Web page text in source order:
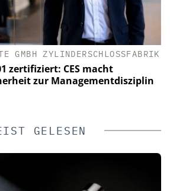
GMBH ZYLINDERSCHLOSSFABRIK
zertifiziert: CES macht
zur Managementdisziplin
GELESEN